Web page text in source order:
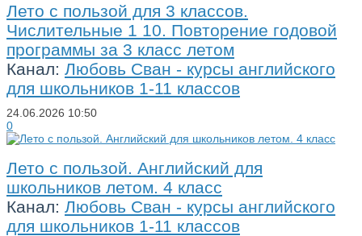
Лето с пользой для 3 классов.
Числительные 1 10. Повторение годовой
программы за 3 класс летом
Канал: Любовь Сван - курсы английского
для школьников 1-11 классов
24.06.2026 10:50
0
Лето с пользой. Английский для
школьников летом. 4 класс
Канал: Любовь Сван - курсы английского
для школьников 1-11 классов